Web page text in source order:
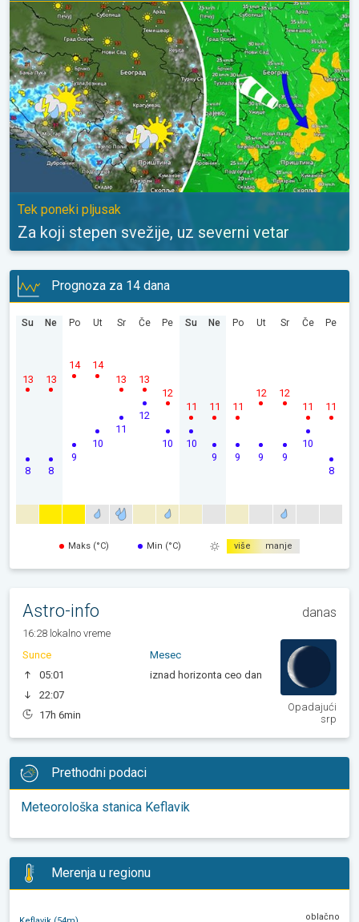
Za koji stepen svežije, uz severni vetar. Tek poneki pljusak. . .
Tek poneki pljusak
Za koji stepen svežije, uz severni vetar
Prognoza za 14 dana
Su
8
13
Ne
8
13
Po
9
14
Ut
10
14
Sr
11
13
Če
12
13
Pe
10
12
Su
10
11
Ne
9
11
Po
9
11
Ut
9
12
Sr
9
12
Če
10
11
Pe
8
11
Maks (°C) Min (°C) više manje
Astro-info danas
16:28 lokalno vreme
Sunce
05:01
22:07
17h 6min
Mesec
iznad horizonta ceo dan
Opadajući
srp
Prethodni podaci
Meteorološka stanica Keflavik
Merenja u regionu
oblačno